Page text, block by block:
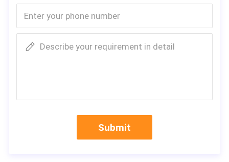
Describe your requirement in detail
Submit